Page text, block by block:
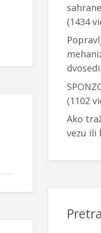
(1434
(1102
Ako
vezu ili